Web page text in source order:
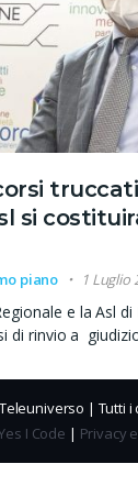
si
piano 1 Luglio
e la Asl
di rinvio a
| Tutti i
I Code | Privacy